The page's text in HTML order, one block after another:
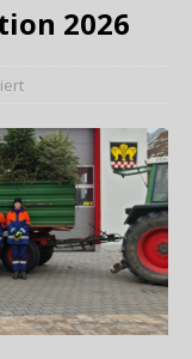
2026